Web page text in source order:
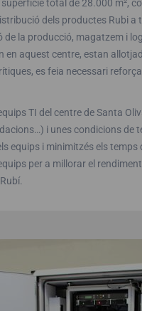
total de 28.000 m²,
dels productes Rubi a
de la producció, magatzem i
aquest centre, estan
es feia necessari
TI del centre de Santa
i unes condicions de
equips i minimitzés els temps
per a millorar el